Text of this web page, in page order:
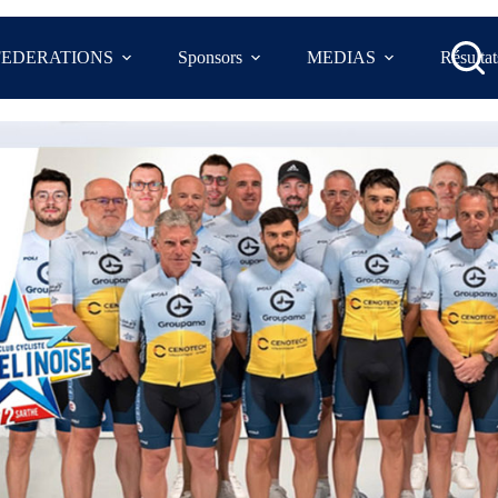
Sponsors MEDIAS